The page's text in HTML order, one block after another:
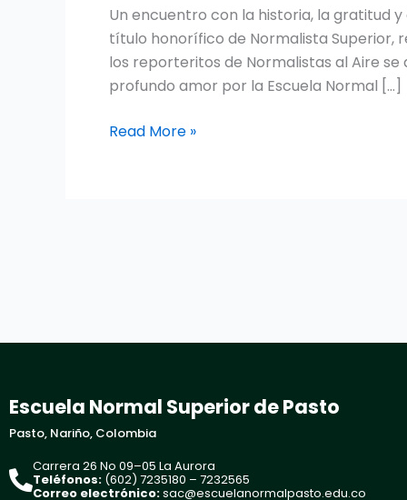
Un encuentro con la historia, la gratitud
título honorífico de Normalista Superior,
los reporteritos de Normalistas al Aire
profundo amor por la Escuela Normal […]
Read More »
Escuela Normal Superior de Pasto
Pasto, Nariño, Colombia
Carrera 26 No 09–05 La Aurora
Teléfonos: (602) 7235180 – 7232565
Correo electrónico:sac@escuelanormalpasto.edu.co